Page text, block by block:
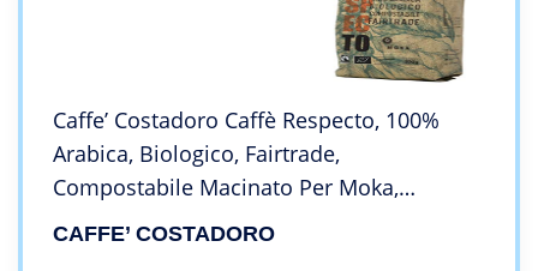
Caffe’ Costadoro Caffè Respecto, 100%
Arabica, Biologico, Fairtrade,
Compostabile Macinato Per Moka,
Sacchetto Da 200G – 200 g
CAFFE’ COSTADORO